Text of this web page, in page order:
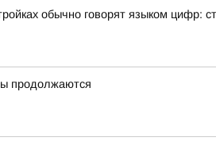
обычно говорят языком цифр:
продолжаются